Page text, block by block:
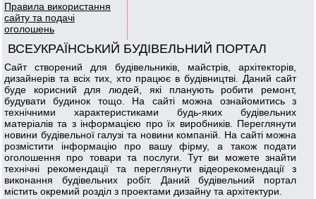
Правила використання
сайту та подачі
оголошень
ВСЕУКРАЇНСЬКИЙ БУДІВЕЛЬНИЙ ПОРТАЛ
Сайт створений для будівельників, майстрів, архітекторів,
дизайнерів та всіх тих, хто працює в будівництві. Даний сайт
буде корисний для людей, які планують робити ремонт,
будувати будинок тощо. На сайті можна ознайомитись з
технічними характеристиками будь-яких будівельних
матеріалів та з інформацією про їх виробників. Переглянути
новини будівельної галузі та новини компаній. На сайті можна
розмістити інформацію про вашу фірму, а також подати
оголошення про товари та послуги. Тут ви можете знайти
технічні рекомендації та переглянути відеорекомендації з
виконання будівельних робіт. Даний будівельний портал
містить окремий розділ з проектами дизайну та архітектури.